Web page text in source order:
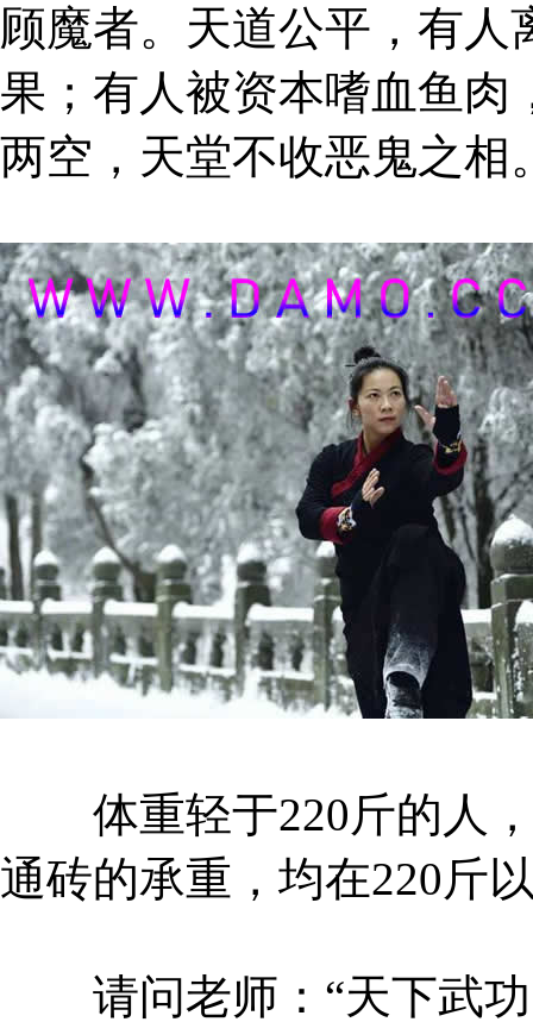
顾魔者。天道公平，有
果；有人被资本嗜血鱼肉
两空，天堂不收恶鬼之相
体重轻于220斤的人，
通砖的承重，均在220斤
请问老师：“天下武功